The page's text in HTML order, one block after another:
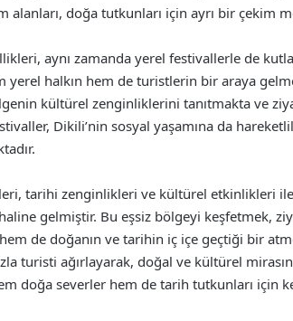
alanları, doğa tutkunları için ayrı bir çekim
aynı zamanda yerel festivallerle de
yerel halkın hem de turistlerin bir araya
kültürel zenginliklerini tanıtmakta ve
Dikili’nin sosyal yaşamına da
tarihi zenginlikleri ve kültürel etkinlikleri
gelmiştir. Bu eşsiz bölgeyi keşfetmek,
de doğanın ve tarihin iç içe geçtiği bir
turisti ağırlayarak, doğal ve kültürel
doğa severler hem de tarih tutkunları için